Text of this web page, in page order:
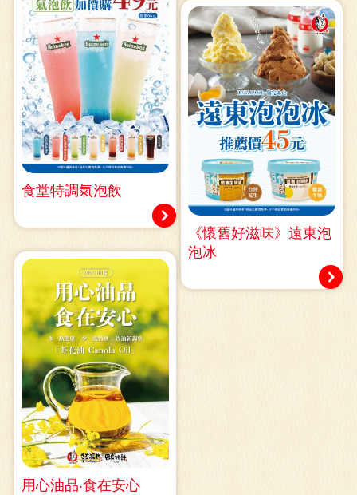
食堂特調氣泡飲
《懷舊好滋味》遠東泡
泡冰
用心油品‧食在安心